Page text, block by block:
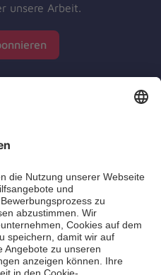
unsere Arbeit.
Unfall-Hilfe e.V.
das Spendenzertifikat
e.V.